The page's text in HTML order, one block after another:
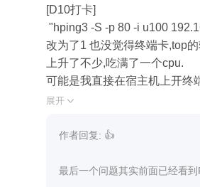
[D10打卡]
"hping3 -S -p 80 -i u100
改为了1 也没觉得终端卡,top
上升了不少,吃满了一个cpu.
可能是我直接在宿主机上开终
拟机都在这个宿主机上,都是走
-----------
也许是用户数太少,流量不够.[
展开 
作者回复: 👍
最后一个问题其实前面已经看到